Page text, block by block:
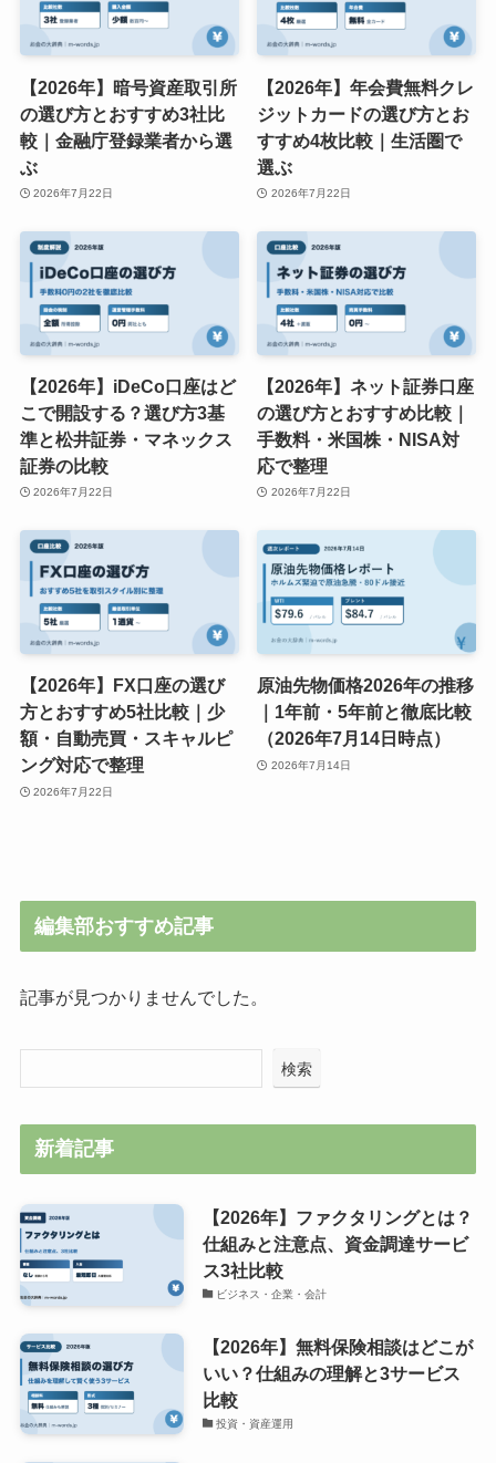
【2026年】暗号資産取引所
の選び方とおすすめ3社比
較｜金融庁登録業者から選
ぶ
2026年7月22日
【2026年】年会費無料クレ
ジットカードの選び方とお
すすめ4枚比較｜生活圏で
選ぶ
2026年7月22日
【2026年】iDeCo口座はど
こで開設する？選び方3基
準と松井証券・マネックス
証券の比較
2026年7月22日
【2026年】ネット証券口座
の選び方とおすすめ比較｜
手数料・米国株・NISA対
応で整理
2026年7月22日
【2026年】FX口座の選び
方とおすすめ5社比較｜少
額・自動売買・スキャルピ
ング対応で整理
2026年7月22日
原油先物価格2026年の推移
｜1年前・5年前と徹底比較
（2026年7月14日時点）
2026年7月14日
編集部おすすめ記事
記事が見つかりませんでした。
検索
新着記事
【2026年】ファクタリングとは？
仕組みと注意点、資金調達サービ
ス3社比較
ビジネス・企業・会計
【2026年】無料保険相談はどこが
いい？仕組みの理解と3サービス
比較
投資・資産運用